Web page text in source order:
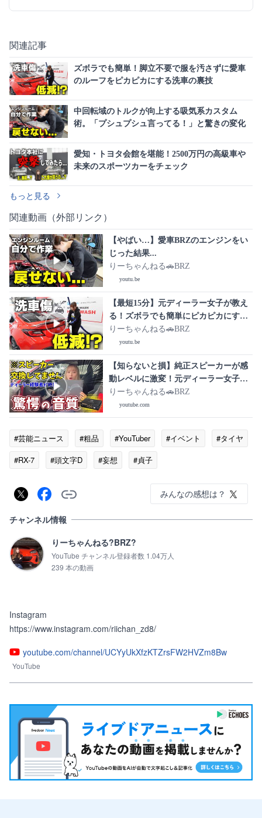
関連記事
ズボラでも簡単！脚立不要で服を汚さずに愛車
のルーフをピカピカにする洗車の裏技
中回転域のトルクが向上する吸気系カスタム
術。「プシュプシュ言ってる！」と驚きの変化
愛知・トヨタ会館を堪能！2500万円の高級車や
未来のスポーツカーをチェック
もっと見る
関連動画（外部リンク）
【やばい…】愛車BRZのエンジンをい
じった結果...
りーちゃんねる🚗BRZ‎
youtu.be
【最短15分】元ディーラー女子が教え
る！ズボラでも簡単にピカピカにする
裏技がこれ
りーちゃんねる🚗BRZ‎
youtu.be
【知らないと損】純正スピーカーが感
動レベルに激変！元ディーラー女子が
惚れたToonXの取り付け&聞き比べ
りーちゃんねる🚗BRZ‎
youtube.com
#芸能ニュース #粗品 #YouTuber #イベント
#タイヤ
#RX-7
#頭文字D #妄想 #貞子
みんなの感想は？
チャンネル情報
りーちゃんねる?BRZ?
YouTube チャンネル登録者数 1.04万人
239 本の動画
Instagram
https://www.instagram.com/riichan_zd8/
youtube.com/channel/UCYyUkXfzKTZrsFW2HVZm8Bw
YouTube